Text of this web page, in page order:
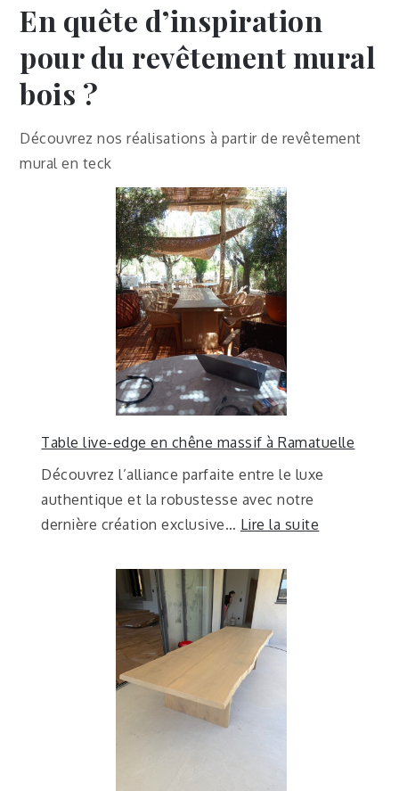
En quête d’inspiration
pour du revêtement mural
bois ?
Découvrez nos réalisations à partir de revêtement
mural en teck
Table live-edge en chêne massif à Ramatuelle
Découvrez l’alliance parfaite entre le luxe
authentique et la robustesse avec notre
dernière création exclusive… Lire la suite